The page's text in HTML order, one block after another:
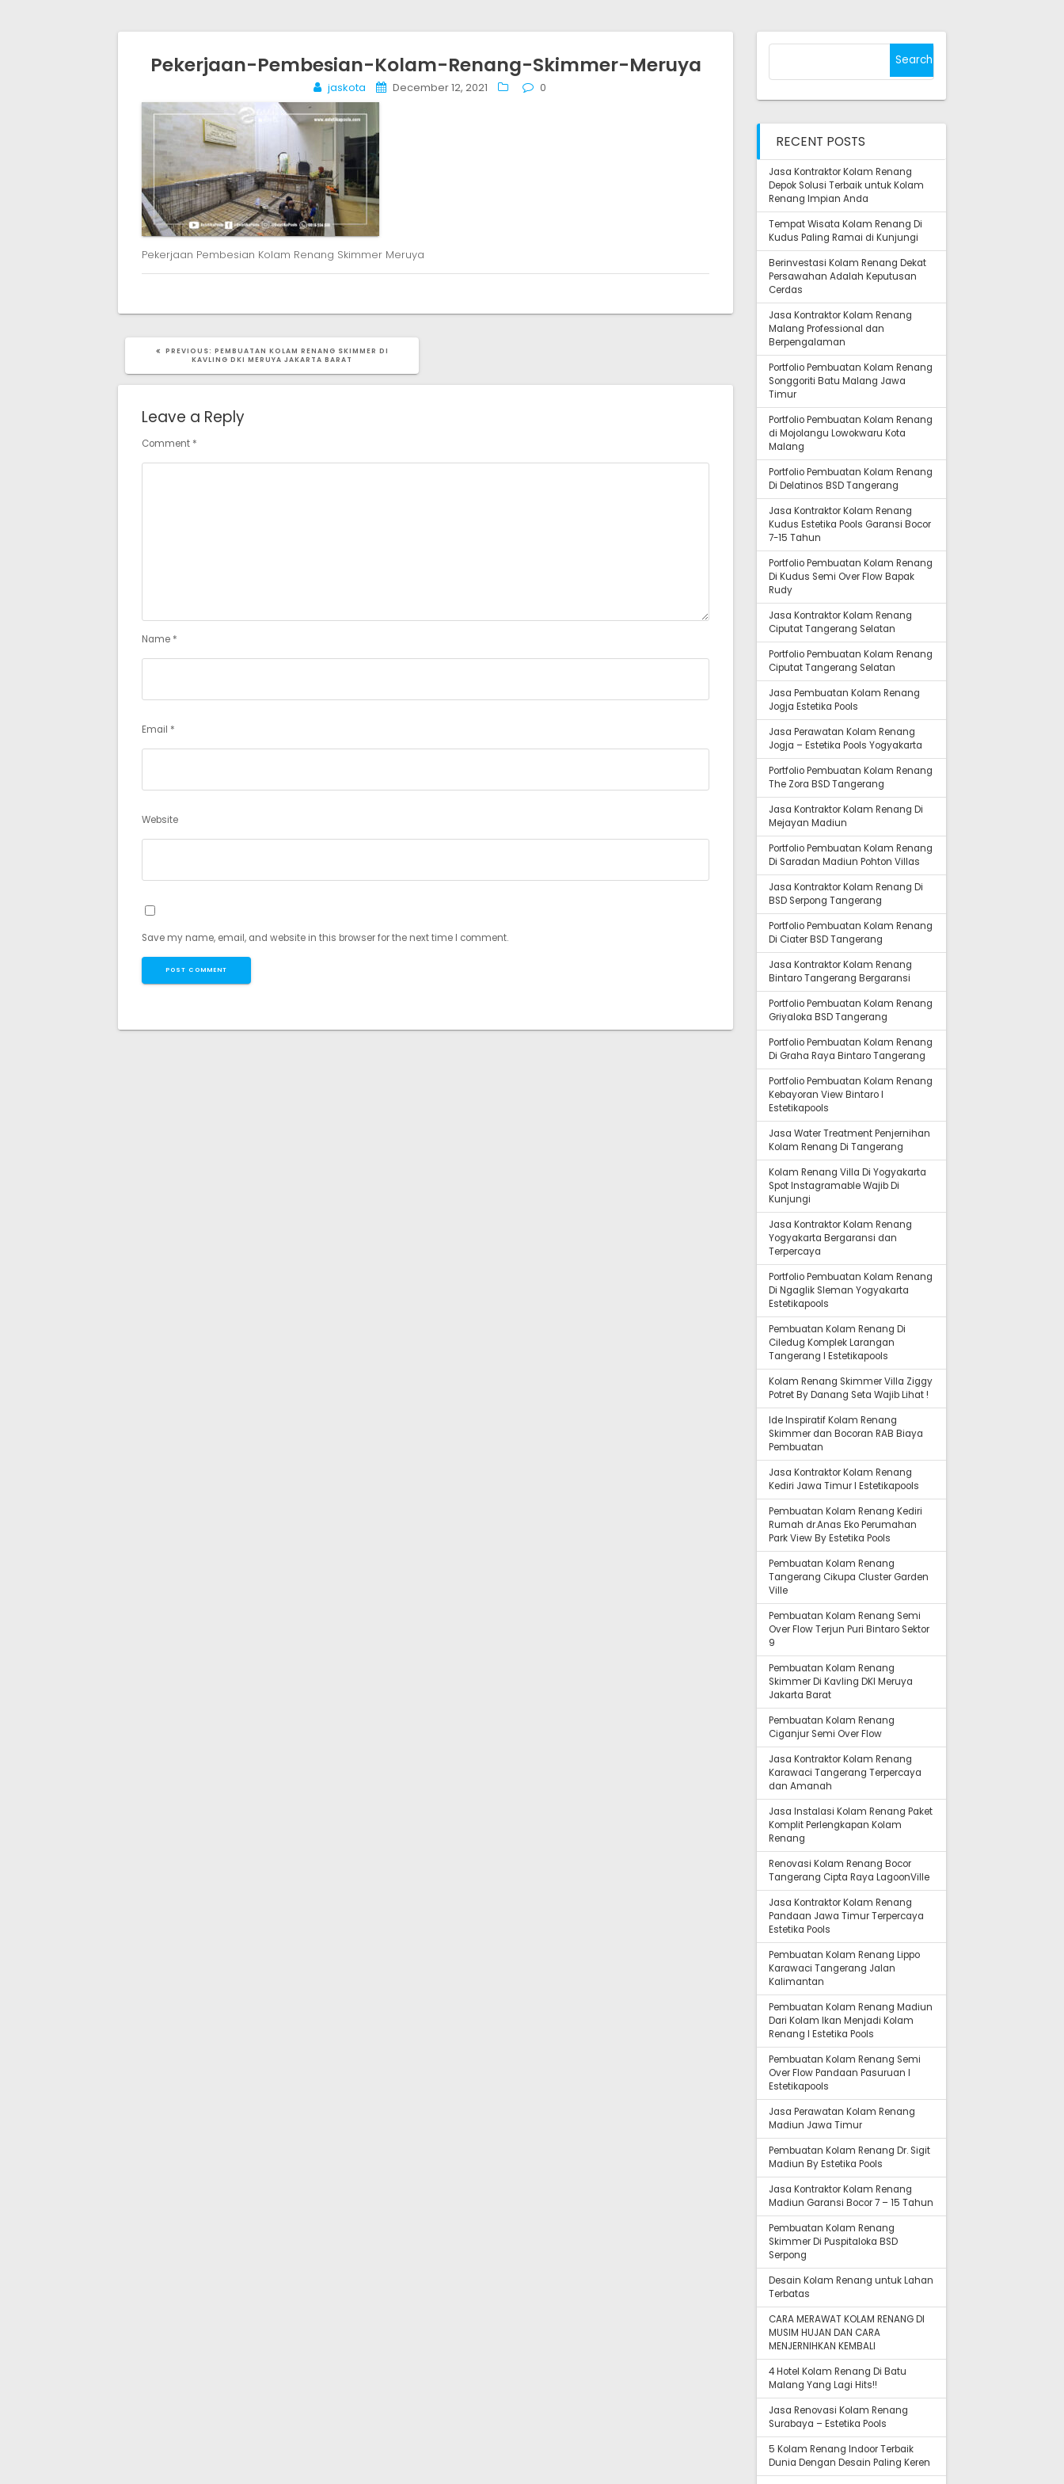
Pekerjaan-Pembesian-Kolam-Renang-Skimmer-Meruya
jaskota December 12, 2021 0
Pekerjaan Pembesian Kolam Renang Skimmer Meruya
Post
navigation
PREVIOUS: PREVIOUS
POST:
PEMBUATAN KOLAM RENANG SKIMMER DI
KAVLING DKI MERUYA JAKARTA BARAT
Leave a Reply
Comment *
Name *
Email *
Website
Save my name, email, and website in this browser for the next time I comment.
Search
RECENT POSTS
Jasa Kontraktor Kolam Renang
Depok Solusi Terbaik untuk Kolam
Renang Impian Anda
Tempat Wisata Kolam Renang Di
Kudus Paling Ramai di Kunjungi
Berinvestasi Kolam Renang Dekat
Persawahan Adalah Keputusan
Cerdas
Jasa Kontraktor Kolam Renang
Malang Professional dan
Berpengalaman
Portfolio Pembuatan Kolam Renang
Songgoriti Batu Malang Jawa
Timur
Portfolio Pembuatan Kolam Renang
di Mojolangu Lowokwaru Kota
Malang
Portfolio Pembuatan Kolam Renang
Di Delatinos BSD Tangerang
Jasa Kontraktor Kolam Renang
Kudus Estetika Pools Garansi Bocor
7-15 Tahun
Portfolio Pembuatan Kolam Renang
Di Kudus Semi Over Flow Bapak
Rudy
Jasa Kontraktor Kolam Renang
Ciputat Tangerang Selatan
Portfolio Pembuatan Kolam Renang
Ciputat Tangerang Selatan
Jasa Pembuatan Kolam Renang
Jogja Estetika Pools
Jasa Perawatan Kolam Renang
Jogja – Estetika Pools Yogyakarta
Portfolio Pembuatan Kolam Renang
The Zora BSD Tangerang
Jasa Kontraktor Kolam Renang Di
Mejayan Madiun
Portfolio Pembuatan Kolam Renang
Di Saradan Madiun Pohton Villas
Jasa Kontraktor Kolam Renang Di
BSD Serpong Tangerang
Portfolio Pembuatan Kolam Renang
Di Ciater BSD Tangerang
Jasa Kontraktor Kolam Renang
Bintaro Tangerang Bergaransi
Portfolio Pembuatan Kolam Renang
Griyaloka BSD Tangerang
Portfolio Pembuatan Kolam Renang
Di Graha Raya Bintaro Tangerang
Portfolio Pembuatan Kolam Renang
Kebayoran View Bintaro I
Estetikapools
Jasa Water Treatment Penjernihan
Kolam Renang Di Tangerang
Kolam Renang Villa Di Yogyakarta
Spot Instagramable Wajib Di
Kunjungi
Jasa Kontraktor Kolam Renang
Yogyakarta Bergaransi dan
Terpercaya
Portfolio Pembuatan Kolam Renang
Di Ngaglik Sleman Yogyakarta
Estetikapools
Pembuatan Kolam Renang Di
Ciledug Komplek Larangan
Tangerang I Estetikapools
Kolam Renang Skimmer Villa Ziggy
Potret By Danang Seta Wajib Lihat !
Ide Inspiratif Kolam Renang
Skimmer dan Bocoran RAB Biaya
Pembuatan
Jasa Kontraktor Kolam Renang
Kediri Jawa Timur I Estetikapools
Pembuatan Kolam Renang Kediri
Rumah dr.Anas Eko Perumahan
Park View By Estetika Pools
Pembuatan Kolam Renang
Tangerang Cikupa Cluster Garden
Ville
Pembuatan Kolam Renang Semi
Over Flow Terjun Puri Bintaro Sektor
9
Pembuatan Kolam Renang
Skimmer Di Kavling DKI Meruya
Jakarta Barat
Pembuatan Kolam Renang
Ciganjur Semi Over Flow
Jasa Kontraktor Kolam Renang
Karawaci Tangerang Terpercaya
dan Amanah
Jasa Instalasi Kolam Renang Paket
Komplit Perlengkapan Kolam
Renang
Renovasi Kolam Renang Bocor
Tangerang Cipta Raya LagoonVille
Jasa Kontraktor Kolam Renang
Pandaan Jawa Timur Terpercaya
Estetika Pools
Pembuatan Kolam Renang Lippo
Karawaci Tangerang Jalan
Kalimantan
Pembuatan Kolam Renang Madiun
Dari Kolam Ikan Menjadi Kolam
Renang I Estetika Pools
Pembuatan Kolam Renang Semi
Over Flow Pandaan Pasuruan I
Estetikapools
Jasa Perawatan Kolam Renang
Madiun Jawa Timur
Pembuatan Kolam Renang Dr. Sigit
Madiun By Estetika Pools
Jasa Kontraktor Kolam Renang
Madiun Garansi Bocor 7 – 15 Tahun
Pembuatan Kolam Renang
Skimmer Di Puspitaloka BSD
Serpong
Desain Kolam Renang untuk Lahan
Terbatas
CARA MERAWAT KOLAM RENANG DI
MUSIM HUJAN DAN CARA
MENJERNIHKAN KEMBALI
4 Hotel Kolam Renang Di Batu
Malang Yang Lagi Hits!!
Jasa Renovasi Kolam Renang
Surabaya – Estetika Pools
5 Kolam Renang Indoor Terbaik
Dunia Dengan Desain Paling Keren